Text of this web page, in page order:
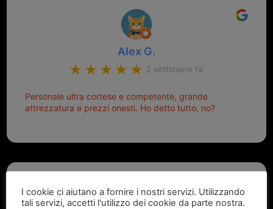
Alex G.
2 settimane fa
Personale ultra cortese e competente, grande
attrezzatura e prezzi onesti. Ho detto tutto, no?
I cookie ci aiutano a fornire i nostri servizi. Utilizzando
tali servizi, accetti l'utilizzo dei cookie da parte nostra.